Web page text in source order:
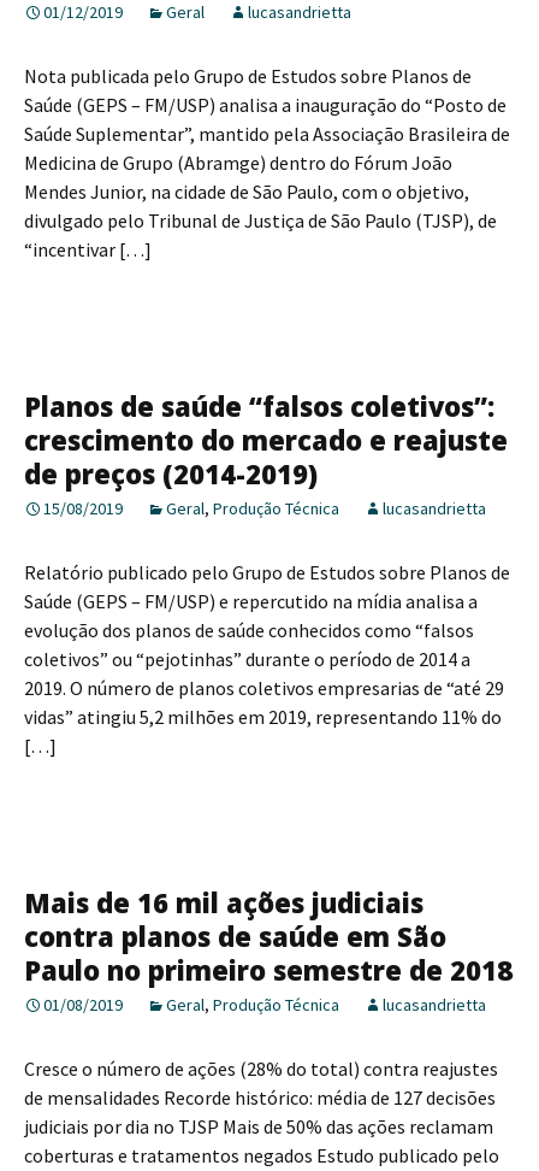
01/12/2019 Geral lucasandrietta
Nota publicada pelo Grupo de Estudos sobre Planos de
Saúde (GEPS – FM/USP) analisa a inauguração do “Posto de
Saúde Suplementar”, mantido pela Associação Brasileira de
Medicina de Grupo (Abramge) dentro do Fórum João
Mendes Junior, na cidade de São Paulo, com o objetivo,
divulgado pelo Tribunal de Justiça de São Paulo (TJSP), de
“incentivar […]
Planos de saúde “falsos coletivos”:
crescimento do mercado e reajuste
de preços (2014-2019)
15/08/2019 Geral, Produção Técnica lucasandrietta
Relatório publicado pelo Grupo de Estudos sobre Planos de
Saúde (GEPS – FM/USP) e repercutido na mídia analisa a
evolução dos planos de saúde conhecidos como “falsos
coletivos” ou “pejotinhas” durante o período de 2014 a
2019. O número de planos coletivos empresarias de “até 29
vidas” atingiu 5,2 milhões em 2019, representando 11% do
[…]
Mais de 16 mil ações judiciais
contra planos de saúde em São
Paulo no primeiro semestre de 2018
01/08/2019 Geral, Produção Técnica lucasandrietta
Cresce o número de ações (28% do total) contra reajustes
de mensalidades Recorde histórico: média de 127 decisões
judiciais por dia no TJSP Mais de 50% das ações reclamam
coberturas e tratamentos negados Estudo publicado pelo